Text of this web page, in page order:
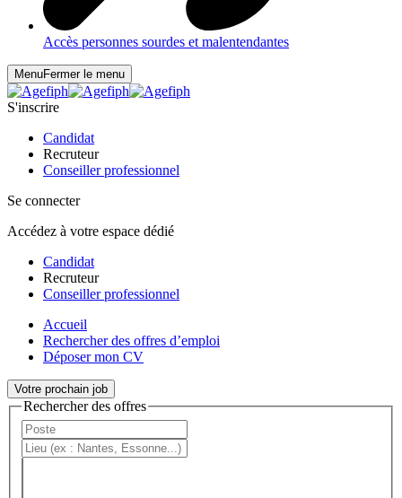
Accès personnes sourdes et malentendantes
MenuFermer le menu
S'inscrire
Candidat
Recruteur
Conseiller professionnel
Se connecter
Accédez à votre espace dédié
Candidat
Recruteur
Conseiller professionnel
Accueil
Rechercher des offres d’emploi
Déposer mon CV
Votre prochain job
Rechercher des offres